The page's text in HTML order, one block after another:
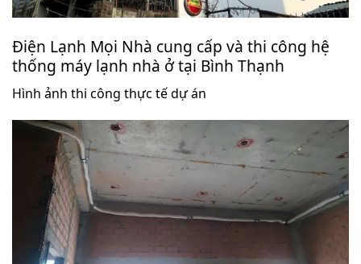
Điện Lạnh Mọi Nhà cung cấp và thi công hệ
thống máy lạnh nhà ở tại Bình Thạnh
Hình ảnh thi công thực tế dự án